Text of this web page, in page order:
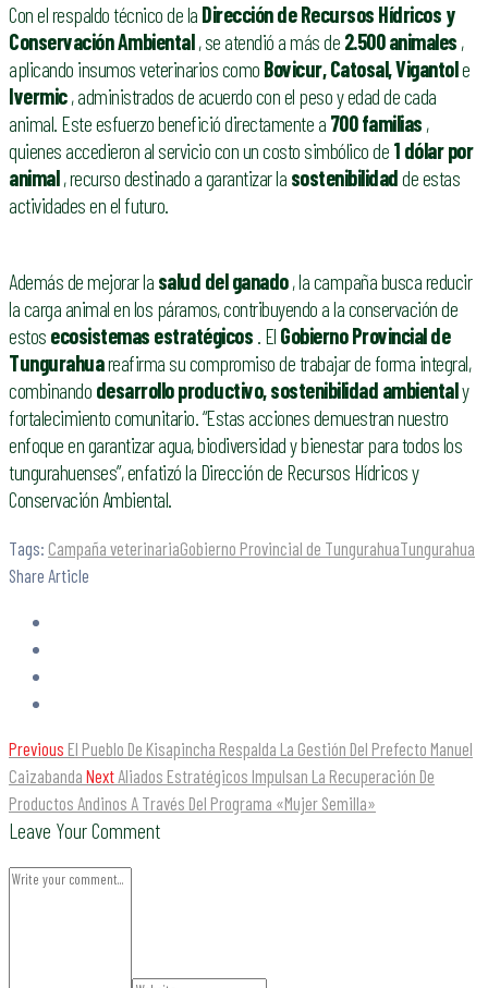
Con el respaldo técnico de la Dirección de Recursos Hídricos y
Conservación Ambiental, se atendió a más de 2.500 animales ,
aplicando insumos veterinarios como Bovicur, Catosal, Vigantole
Ivermic, administrados de acuerdo con el peso y edad de cada
animal. Este esfuerzo benefició directamente a 700 familias ,
quienes accedieron al servicio con un costo simbólico de 1 dólar por
animal, recurso destinado a garantizar la sostenibilidadde estas
actividades en el futuro.
Además de mejorar la salud del ganado, la campaña busca reducir
la carga animal en los páramos, contribuyendo a la conservación de
estos ecosistemas estratégicos . El Gobierno Provincial de
Tungurahuareafirma su compromiso de trabajar de forma integral,
combinando desarrollo productivo, sostenibilidad ambientaly
fortalecimiento comunitario. “Estas acciones demuestran nuestro
enfoque en garantizar agua, biodiversidad y bienestar para todos los
tungurahuenses”, enfatizó la Dirección de Recursos Hídricos y
Conservación Ambiental.
Tags: Campaña veterinariaGobierno Provincial de TungurahuaTungurahua
Share Article
Previous El Pueblo De Kisapincha Respalda La Gestión Del Prefecto Manuel
Caizabanda Next Aliados Estratégicos Impulsan La Recuperación De
Productos Andinos A Través Del Programa «Mujer Semilla»
Leave Your Comment